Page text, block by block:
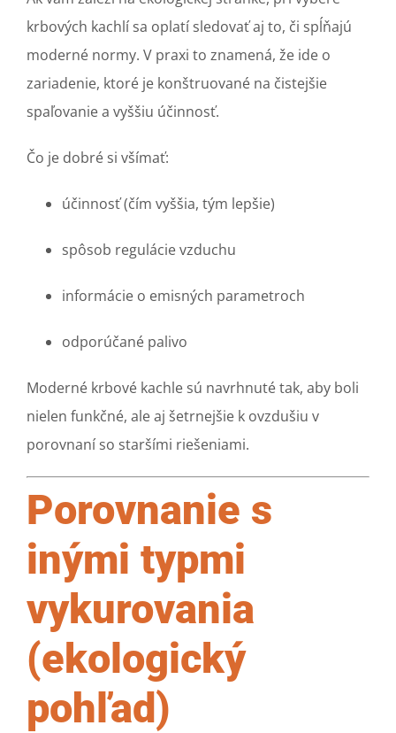
krbových kachlí sa oplatí sledovať aj to, či spĺňajú
moderné normy. V praxi to znamená, že ide o
zariadenie, ktoré je konštruované na čistejšie
spaľovanie a vyššiu účinnosť.
Čo je dobré si všímať:
účinnosť (čím vyššia, tým lepšie)
spôsob regulácie vzduchu
informácie o emisných parametroch
odporúčané palivo
Moderné krbové kachle sú navrhnuté tak, aby boli
nielen funkčné, ale aj šetrnejšie k ovzdušiu v
porovnaní so staršími riešeniami.
Porovnanie s
inými typmi
vykurovania
(ekologický
pohľad)